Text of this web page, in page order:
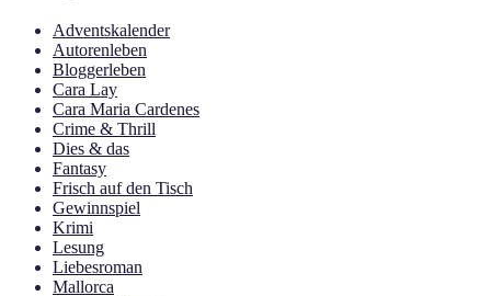
Adventskalender
Autorenleben
Bloggerleben
Cara Lay
Cara Maria Cardenes
Crime & Thrill
Dies & das
Fantasy
Frisch auf den Tisch
Gewinnspiel
Krimi
Lesung
Liebesroman
Mallorca